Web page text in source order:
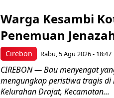
Cirebon
Warga Kesambi
Penemuan
Rabu, 5 Agu 2026 - 18:47
CIREBON — Bau menyengat
mengungkap peristiwa tragis
Kelurahan Drajat, Kecamatan...